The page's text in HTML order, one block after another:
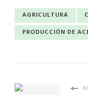
AGRICULTURA
PRODUCCIÓN DE